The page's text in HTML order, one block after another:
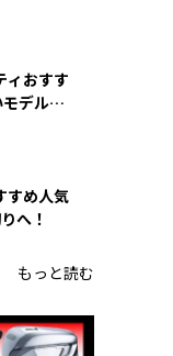
ィおすす
デルの
すめ人気
へ！
もっと読む